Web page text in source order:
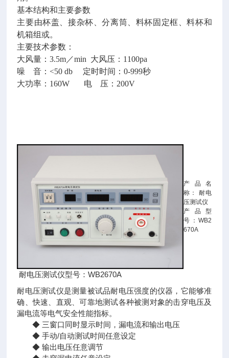
基本结构和主要参数
主要由杯盖、接杂杯、分离筒、料杯固定框、料杯和
机箱组或。
主要技术参数：
大风量：3.5m／min 大风压：1100pa
噪 音：<50 db 定时时间：0-999秒
大功率：160W 电 压：200V
产品名
称： 耐电
压测试仪
产品型
号：WB2
670A
耐电压测试仪型号：WB2670A
耐电压测试仪是测量被试品耐电压强度的仪器，它能够准
确、快速、直观、可靠地测试各种被测对象的击穿电压及
漏电流等电气安全性能指标。
◆ 三窗口同时显示时间，漏电流和输出电压
◆ 手动/自动测试时间任意设定
◆ 输出电压任意调节